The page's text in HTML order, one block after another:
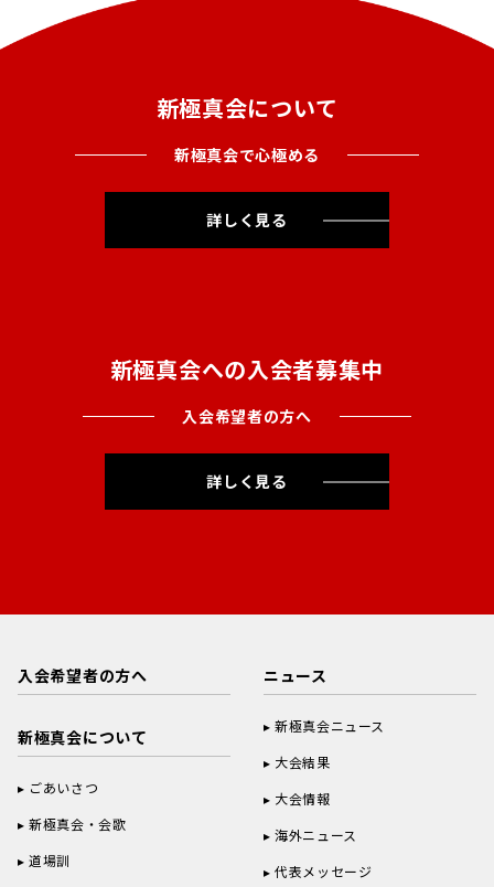
新極真会について
新極真会で心極める
詳しく見る
新極真会への入会者募集中
入会希望者の方へ
詳しく見る
入会希望者の方へ
新極真会について
ごあいさつ
新極真会・会歌
道場訓
ニュース
新極真会ニュース
大会結果
大会情報
海外ニュース
代表メッセージ